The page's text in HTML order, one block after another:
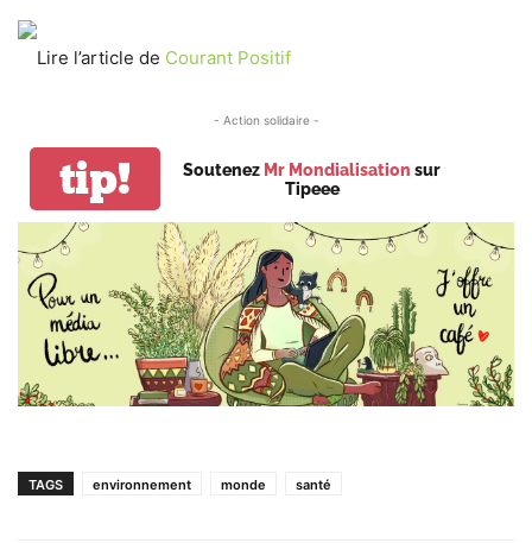
Lire l’article de Courant Positif
- Action solidaire -
tip! Soutenez Mr Mondialisation sur
Tipeee
TAGS environnement monde santé